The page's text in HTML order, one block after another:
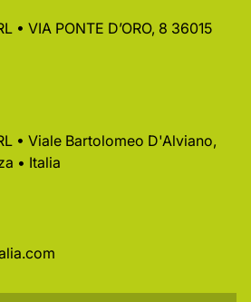
• VIA PONTE D’ORO, 8 36015
• Viale Bartolomeo D'Alviano,
• Italia